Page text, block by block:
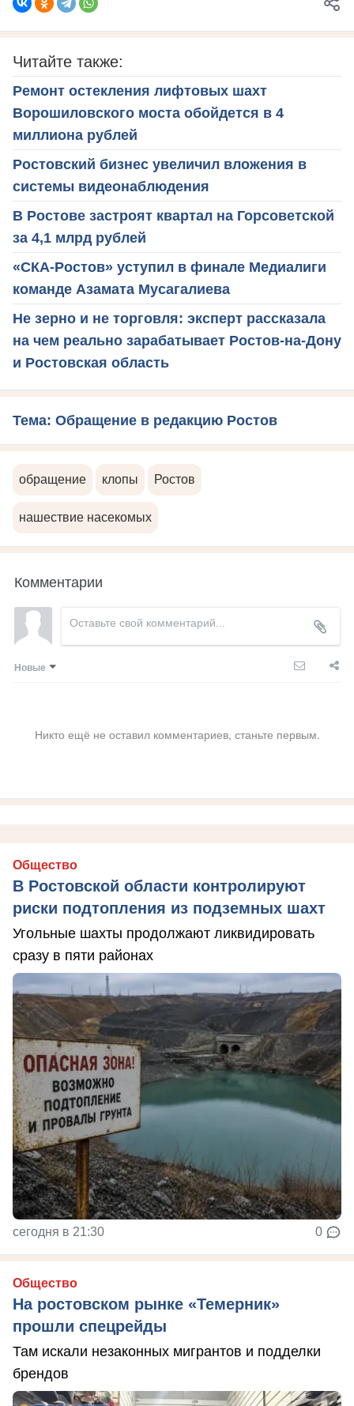
Читайте также:
Ремонт остекления лифтовых шахт
Ворошиловского моста обойдется в 4
миллиона рублей
Ростовский бизнес увеличил вложения в
системы видеонаблюдения
В Ростове застроят квартал на Горсоветской
за 4,1 млрд рублей
«СКА-Ростов» уступил в финале Медиалиги
команде Азамата Мусагалиева
Не зерно и не торговля: эксперт рассказала
на чем реально зарабатывает Ростов-на-Дону
и Ростовская область
Тема: Обращение в редакцию Ростов
обращение клопы Ростов
нашествие насекомых
Комментарии
Новые
Никто ещё не оставил комментариев, станьте первым.
Общество
В Ростовской области контролируют
риски подтопления из подземных шахт
Угольные шахты продолжают ликвидировать
сразу в пяти районах
сегодня в 21:30 0
Общество
На ростовском рынке «Темерник»
прошли спецрейды
Там искали незаконных мигрантов и подделки
брендов